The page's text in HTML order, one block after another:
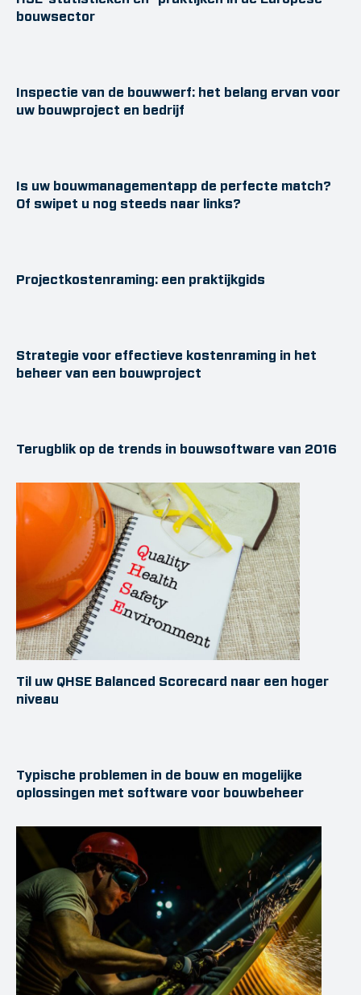
bouwsector
Inspectie van de bouwwerf: het belang ervan voor
uw bouwproject en bedrijf
Is uw bouwmanagementapp de perfecte match?
Of swipet u nog steeds naar links?
Projectkostenraming: een praktijkgids
Strategie voor effectieve kostenraming in het
beheer van een bouwproject
Terugblik op de trends in bouwsoftware van 2016
Til uw QHSE Balanced Scorecard naar een hoger
niveau
Typische problemen in de bouw en mogelijke
oplossingen met software voor bouwbeheer